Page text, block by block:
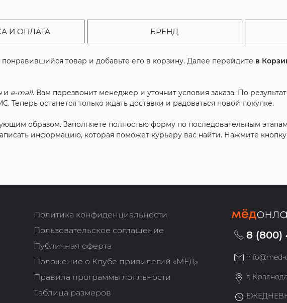
И ОПЛАТА БРЕНД
товар и добавьте его в корзину. Далее перейдите в
и e-mail. Вам перезвонит менеджер и уточнит условия заказа. По
останется только ждать доставки и радоваться новой покупке.
образом. Заполняете полностью форму по последовательным
информацию, которая поможет курьеру вас найти. Нажмите
Политика конфиденциальности
Пользовательское соглашение
Публичная оферта
Положение о Клубе привилегий «МЁД»
Правила программы лояльности
Таблица размеров
8 (800)
info@med-
г.